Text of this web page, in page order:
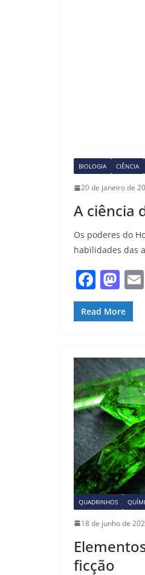
BIOLOGIA CIÊNCIA
20 de janeiro de
A ciência
Os poderes do
habilidades das
F
a
c
b
o
o
k
M
a
st
d
o
n
Read More
QUADRINHOS
18 de junho de
ficção